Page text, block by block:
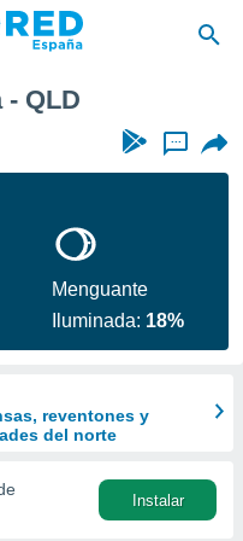
- QLD
...
Menguante
Iluminada: 18%
reventones y
del norte
Instalar